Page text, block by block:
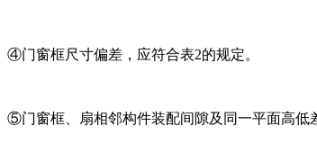
④门窗框尺寸偏差，应符合表2的规定。
⑤门窗框、扇相邻构件装配间隙及同一平面高低